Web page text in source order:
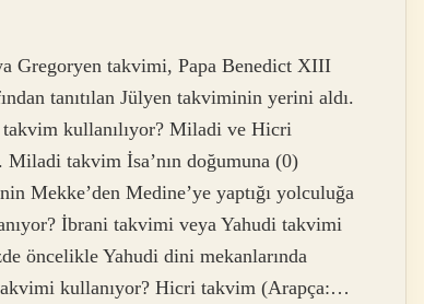
Gregoryen takvimi, Papa Benedict XIII
tanıtılan Jülyen takviminin yerini aldı.
kullanılıyor? Miladi ve Hicri
Miladi takvim İsa’nın doğumuna (0)
Mekke’den Medine’ye yaptığı yolculuğa
İbrani takvimi veya Yahudi takvimi
kullanıyor? Hicri takvim (Arapça:…